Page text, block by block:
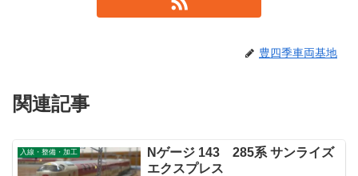
豊四季車両基地
関連記事
入線・整備・加工
Nゲージ 143 285系 サンライズ
エクスプレス